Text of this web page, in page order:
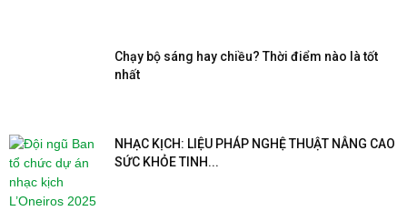
Chạy bộ sáng hay chiều? Thời điểm nào là tốt
nhất
NHẠC KỊCH: LIỆU PHÁP NGHỆ THUẬT NÂNG CAO
SỨC KHỎE TINH...